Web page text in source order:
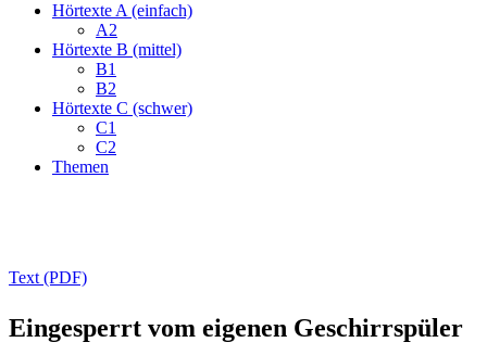
Hörtexte A (einfach)
A2
Hörtexte B (mittel)
B1
B2
Hörtexte C (schwer)
C1
C2
Themen
Text (PDF)
Eingesperrt vom eigenen Geschirrspüler